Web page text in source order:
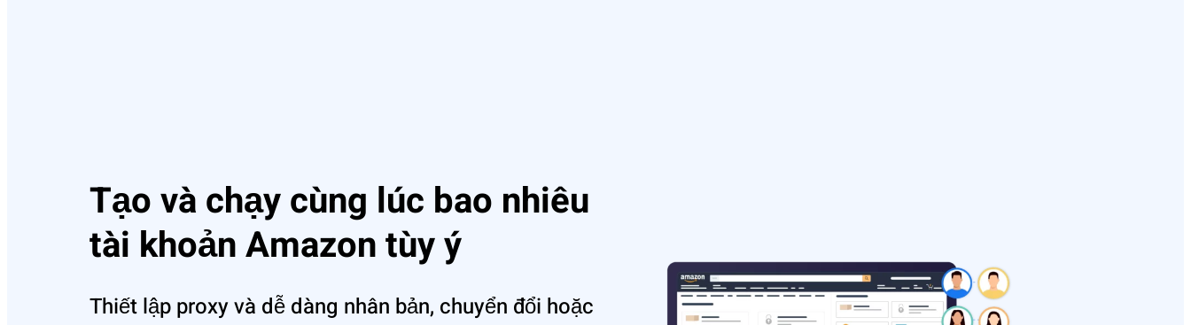
Tạo và chạy cùng lúc bao nhiêu
tài khoản Amazon tùy ý
Thiết lập proxy và dễ dàng nhân bản, chuyể‌n đổi hoặc